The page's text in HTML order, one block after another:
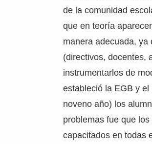
de la comunidad
que en teoría
manera adecuada,
(directivos, docentes,
instrumentarlos de
estableció la EGB y
noveno año) los
problemas fue que
capacitados en todas